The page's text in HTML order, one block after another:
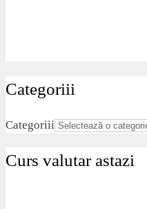
Categoriii
Categoriii
Curs valutar astazi